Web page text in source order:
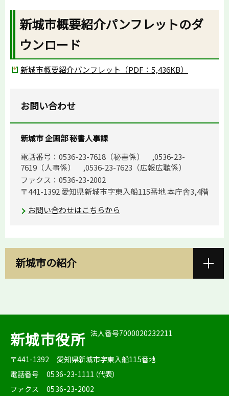
新城市概要紹介パンフレットのダ
ウンロード
新城市概要紹介パンフレット（PDF：5,436KB）
お問い合わせ
新城市 企画部 秘書人事課
電話番号：0536-23-7618（秘書係） ,0536-23-
7619（人事係） ,0536-23-7623（広報広聴係）
ファクス：0536-23-2002
〒441-1392 愛知県新城市字東入船115番地 本庁舎3,4階
お問い合わせはこちらから
新城市の紹介
新城市役所 法人番号7000020232211
〒441-1392
愛知県新城市字東入船115番地
電話番号
0536-23-1111（代表）
ファクス
0536-23-2002